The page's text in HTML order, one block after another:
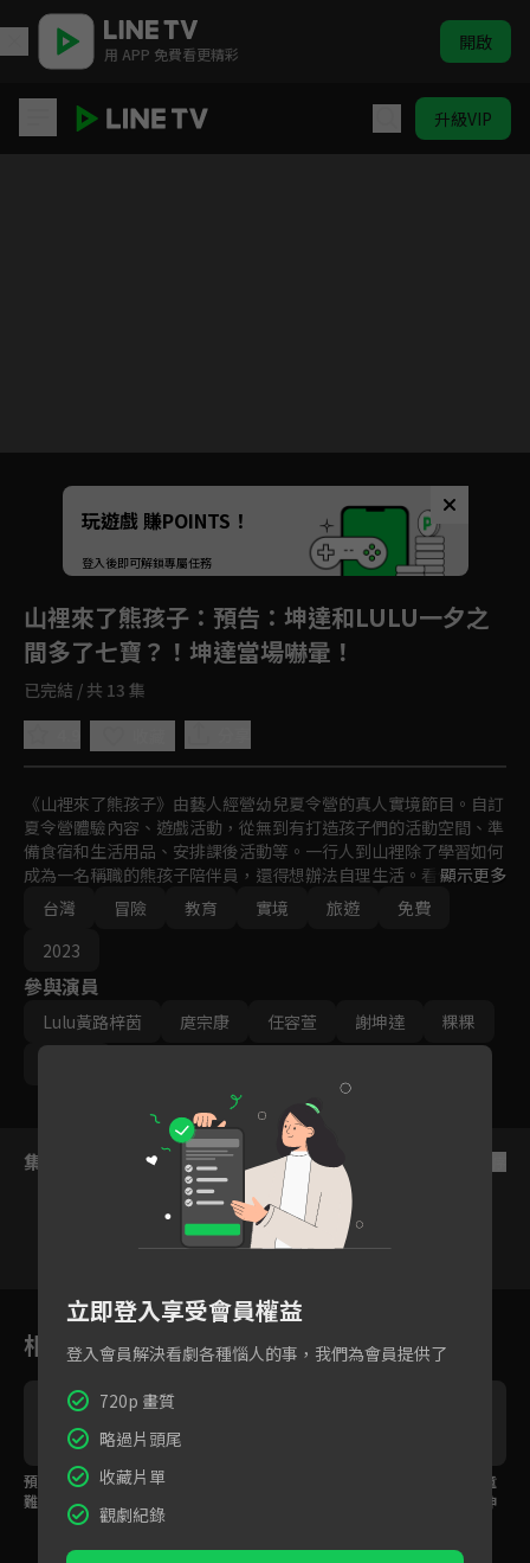
用 APP 免費看更精彩 開啟
升級VIP
Unmute
玩遊戲 賺POINTS！
登入後即可解鎖專屬任務
山裡來了熊孩子 ：預告：坤達和LULU一夕之
間多了七寶？！坤達當場嚇暈！
已完結 / 共 13 集
《山裡來了熊孩子》由藝人經營幼兒夏令營的真人實境節目。自訂
夏令營體驗內容、遊戲活動，從無到有打造孩子們的活動空間、準
備食宿和生活用品、安排課後活動等。一行人到山裡除了學習如何
成為一名稱職的熊孩子陪伴員，還得想辦法自理生活。看似簡單，
卻將帶給藝人前所未見的震撼衝擊感動。
顯示更多
台灣
冒險 教育 實境 旅遊
免費
2023
參與演員
Lulu黃路梓茵 庹宗康 任容萱 謝坤達
粿粿
集數列表
2 3
相關花絮
預告：庹宗康中年就業
難！這次的老闆是...
預告：藝人們首辦兒童
夏令營好崩潰！男神坤
立即登入享受會員權益
登入會員解決看劇各種惱人的事，我們為會員提供了
720p 畫質
略過片頭尾
收藏片單
觀劇紀錄